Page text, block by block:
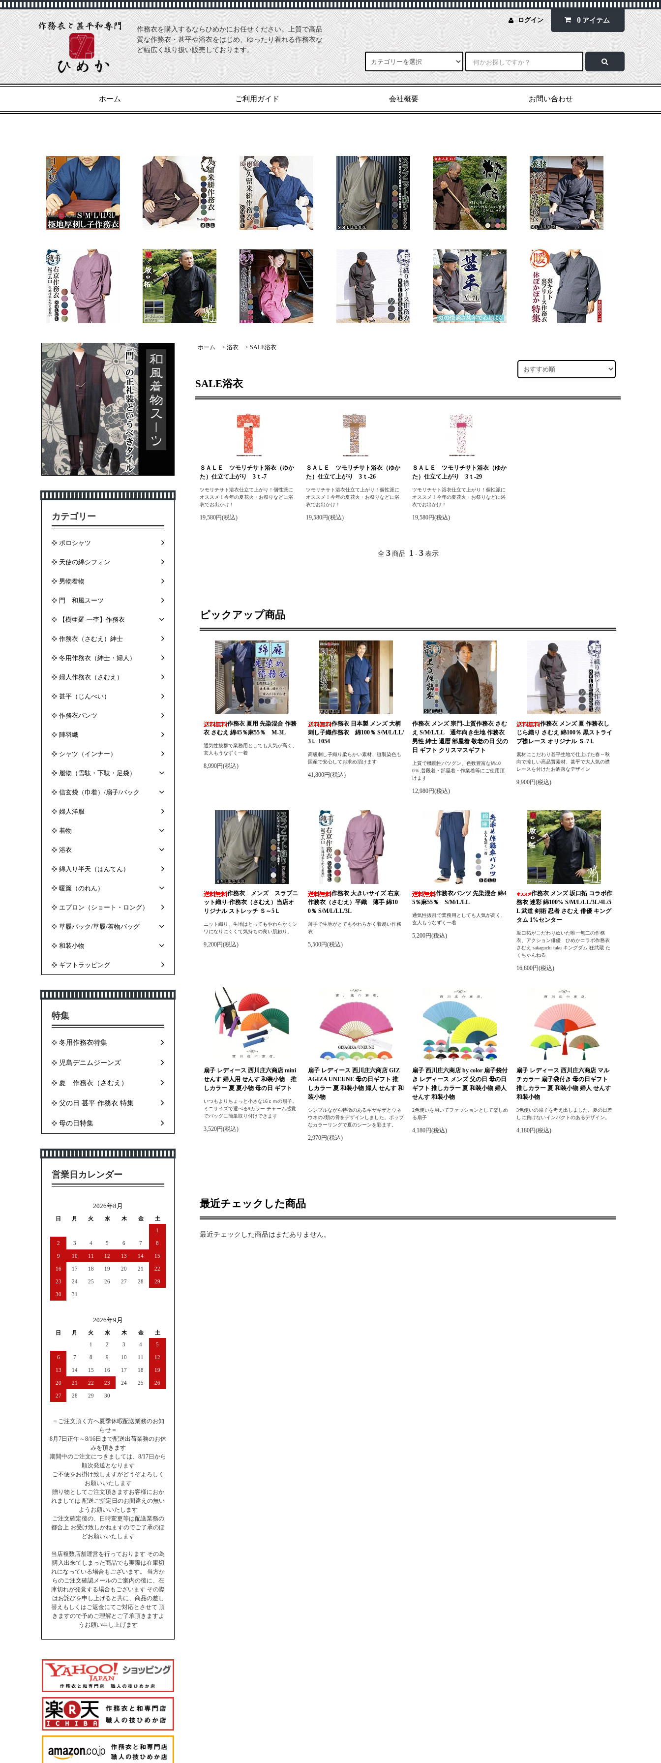
作務衣を購入するならひめかにお任せください。上質で高品
質な作務衣・甚平や浴衣をはじめ、ゆったり着れる作務衣な
ど幅広く取り扱い販売しております。
ログイン 0 アイテム
ホーム ご利用ガイド 会社概要 お問い合わせ
ホーム > 浴衣 > SALE浴衣
SALE浴衣
ＳＡＬＥ ツモリチサト浴衣（ゆか
た）仕立て上がり 3ｔ-7
ツモリチサト浴衣仕立て上がり！個性派に
オススメ！今年の夏花火・お祭りなどに浴
衣でお出かけ！
19,580円(税込)
ＳＡＬＥ ツモリチサト浴衣（ゆか
た）仕立て上がり 3ｔ-26
ツモリチサト浴衣仕立て上がり！個性派に
オススメ！今年の夏花火・お祭りなどに浴
衣でお出かけ！
19,580円(税込)
ＳＡＬＥ ツモリチサト浴衣（ゆか
た）仕立て上がり 3ｔ-29
ツモリチサト浴衣仕立て上がり！個性派に
オススメ！今年の夏花火・お祭りなどに浴
衣でお出かけ！
19,580円(税込)
全 3 商品 1 - 3 表示
ピックアップ商品
作務衣 夏用 先染混合 作務
衣 さむえ 綿45％麻55％ M-3L
通気性抜群で業務用としても人気が高く、
玄人もうなずく一着
8,990円(税込)
作務衣 日本製 メンズ 大柄
刺し子織作務衣 綿100％ S/M/L/LL/
3Ｌ 1054
高級刺し子織り柔らかい素材、縫製染色も
国産で安心してお求め頂けます
41,800円(税込)
作務衣 メンズ 宗門-上質作務衣 さむ
え S/M/L/LL 通年向き生地 作務衣
男性 紳士 還暦 部屋着 敬老の日 父の
日 ギフト クリスマスギフト
上質で機能性バツグン、色数豊富な綿10
0％,普段着・部屋着・作業着等にご使用頂
けます
12,980円(税込)
作務衣 メンズ 夏 作務衣し
じら織り さむえ 綿100％ 黒ストライ
プ襟レース オリジナル Ｓ-7Ｌ
素材にこだわり甚平生地で仕上げた春～秋
向で涼しい高品質素材、甚平で大人気の襟
レースを付けたお洒落なデザイン
9,900円(税込)
作務衣 メンズ スラブニ
ット織り-作務衣（さむえ）当店オ
リジナル ストレッチ Ｓ～5Ｌ
ニット織り、生地はとってもやわらかくシ
ワになりにくくて気持ちの良い肌触り。
9,200円(税込)
作務衣 大きいサイズ 右京-
作務衣（さむえ）平織 薄手 綿10
0％ S/M/L/LL/3L
薄手で生地がとてもやわらかく着易い作務
衣
5,500円(税込)
作務衣パンツ 先染混合 綿4
5％麻55％ S/M/L/LL
通気性抜群で業務用としても人気が高く、
玄人もうなずく一着
5,200円(税込)
作務衣 メンズ 坂口拓 コラボ作
務衣 迷彩 綿100% S/M/L/LL/3L/4L/5
L 武道 剣術 忍者 さむえ 俳優 キング
タム 1%センター
坂口拓がこだわりぬいた唯一無二の作務
衣、アクション俳優 ひめかコラボ作務衣
さむえ sakaguchi taku キングダム 狂武蔵 た
くちゃんねる
16,800円(税込)
扇子 レディース 西川庄六商店 mini
せんす 婦人用 せんす 和装小物 推
しカラー 夏 夏小物 母の日 ギフト
いつもよりちょっと小さな16ｃｍの扇子。
ミニサイズで選べる9カラー チャーム感覚
でバッグに簡単取り付けできます
3,520円(税込)
扇子 レディース 西川庄六商店 GIZ
AGIZA UNEUNE 母の日ギフト 推
しカラー 夏 和装小物 婦人 せんす 和
装小物
シンプルながら特徴のあるギザギザとウネ
ウネの2類の骨をデザインしました。ポップ
なカラーリングで夏のシーンを彩ます。
2,970円(税込)
扇子 西川庄六商店 by color 扇子袋付
き レディース メンズ 父の日 母の日
ギフト 推しカラー 夏 和装小物 婦人
せんす 和装小物
2色使いを用いてファッションとして楽しめ
る扇子
4,180円(税込)
扇子 レディース 西川庄六商店 マル
チカラー 扇子袋付き 母の日ギフト
推しカラー 夏 和装小物 婦人 せんす
和装小物
3色使いの扇子を考え出しました。夏の日差
しに負けないインパクトのあるデザイン。
4,180円(税込)
最近チェックした商品
最近チェックした商品はまだありません。
カテゴリー
ポロシャツ
天使の綿シフォン
男物着物
門 和風スーツ
【樹亜羅-一杢】作務衣
作務衣（さむえ）紳士
冬用作務衣（紳士・婦人）
婦人作務衣（さむえ）
甚平（じんべい）
作務衣パンツ
陣羽織
シャツ（インナー）
履物（雪駄・下駄・足袋）
信玄袋（巾着）/扇子/バック
婦人洋服
着物
浴衣
綿入り半天（はんてん）
暖簾（のれん）
エプロン（ショート・ロング）
草履バック/草履/着物バッグ
和装小物
ギフトラッピング
特集
冬用作務衣特集
児島デニムジーンズ
夏 作務衣（さむえ）
父の日 甚平 作務衣 特集
母の日特集
営業日カレンダー
2026年8月
日 月 火 水 木 金
土
1
2 3 4 5 6 7 8
9 10 11 12 13 14 15
16 17 18 19 20 21 22
23 24 25 26 27 28 29
30 31
2026年9月
日 月 火 水 木 金
土
1
2 3 4 5
6 7 8 9 10 11 12
13 14 15 16 17 18 19
20 21 22 23 24 25 26
27 28 29 30
＝ご注文頂く方へ夏季休暇配送業務のお知
らせ＝
8月7日正午～8/16日まで配送出荷業務のお休
みを頂きます
期間中のご注文につきましては、8/17日から
順次発送となります
ご不便をお掛け致しますがどうぞよろしく
お願いいたします
贈り物としてご注文頂きますお客様におか
れましては 配送ご指定日のお間違えの無い
ようお願いいたします
ご注文確定後の、日時変更等は配送業務の
都合上 お受け致しかねますのでご了承のほ
どお願いいたします
当店複数店舗運営を行っております その為
購入出来てしまった商品でも実際は在庫切
れになっている場合もございます。 当方か
らのご注文確認メールのご案内の後に、在
庫切れが発覚する場合もございます その際
はお詫びを申し上げると共に、商品の差し
替えもしくはご返金にてご対応とさせて 頂
きますので予めご理解とご了承頂きますよ
うお願い申し上げます